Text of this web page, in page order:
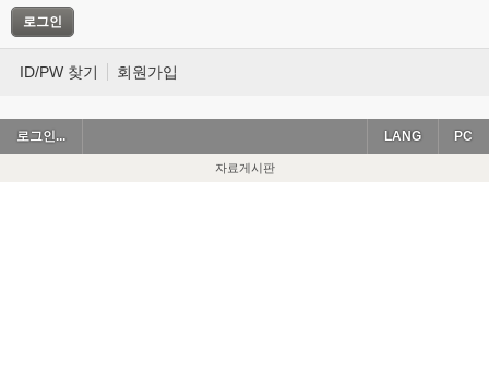
ID/PW 찾기 회원가입
로그인... PC
LANG
자료게시판